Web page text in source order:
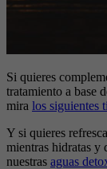
Si quieres
tratamiento a base
mira los siguientes
Y si quieres
mientras hidratas y
nuestras aguas